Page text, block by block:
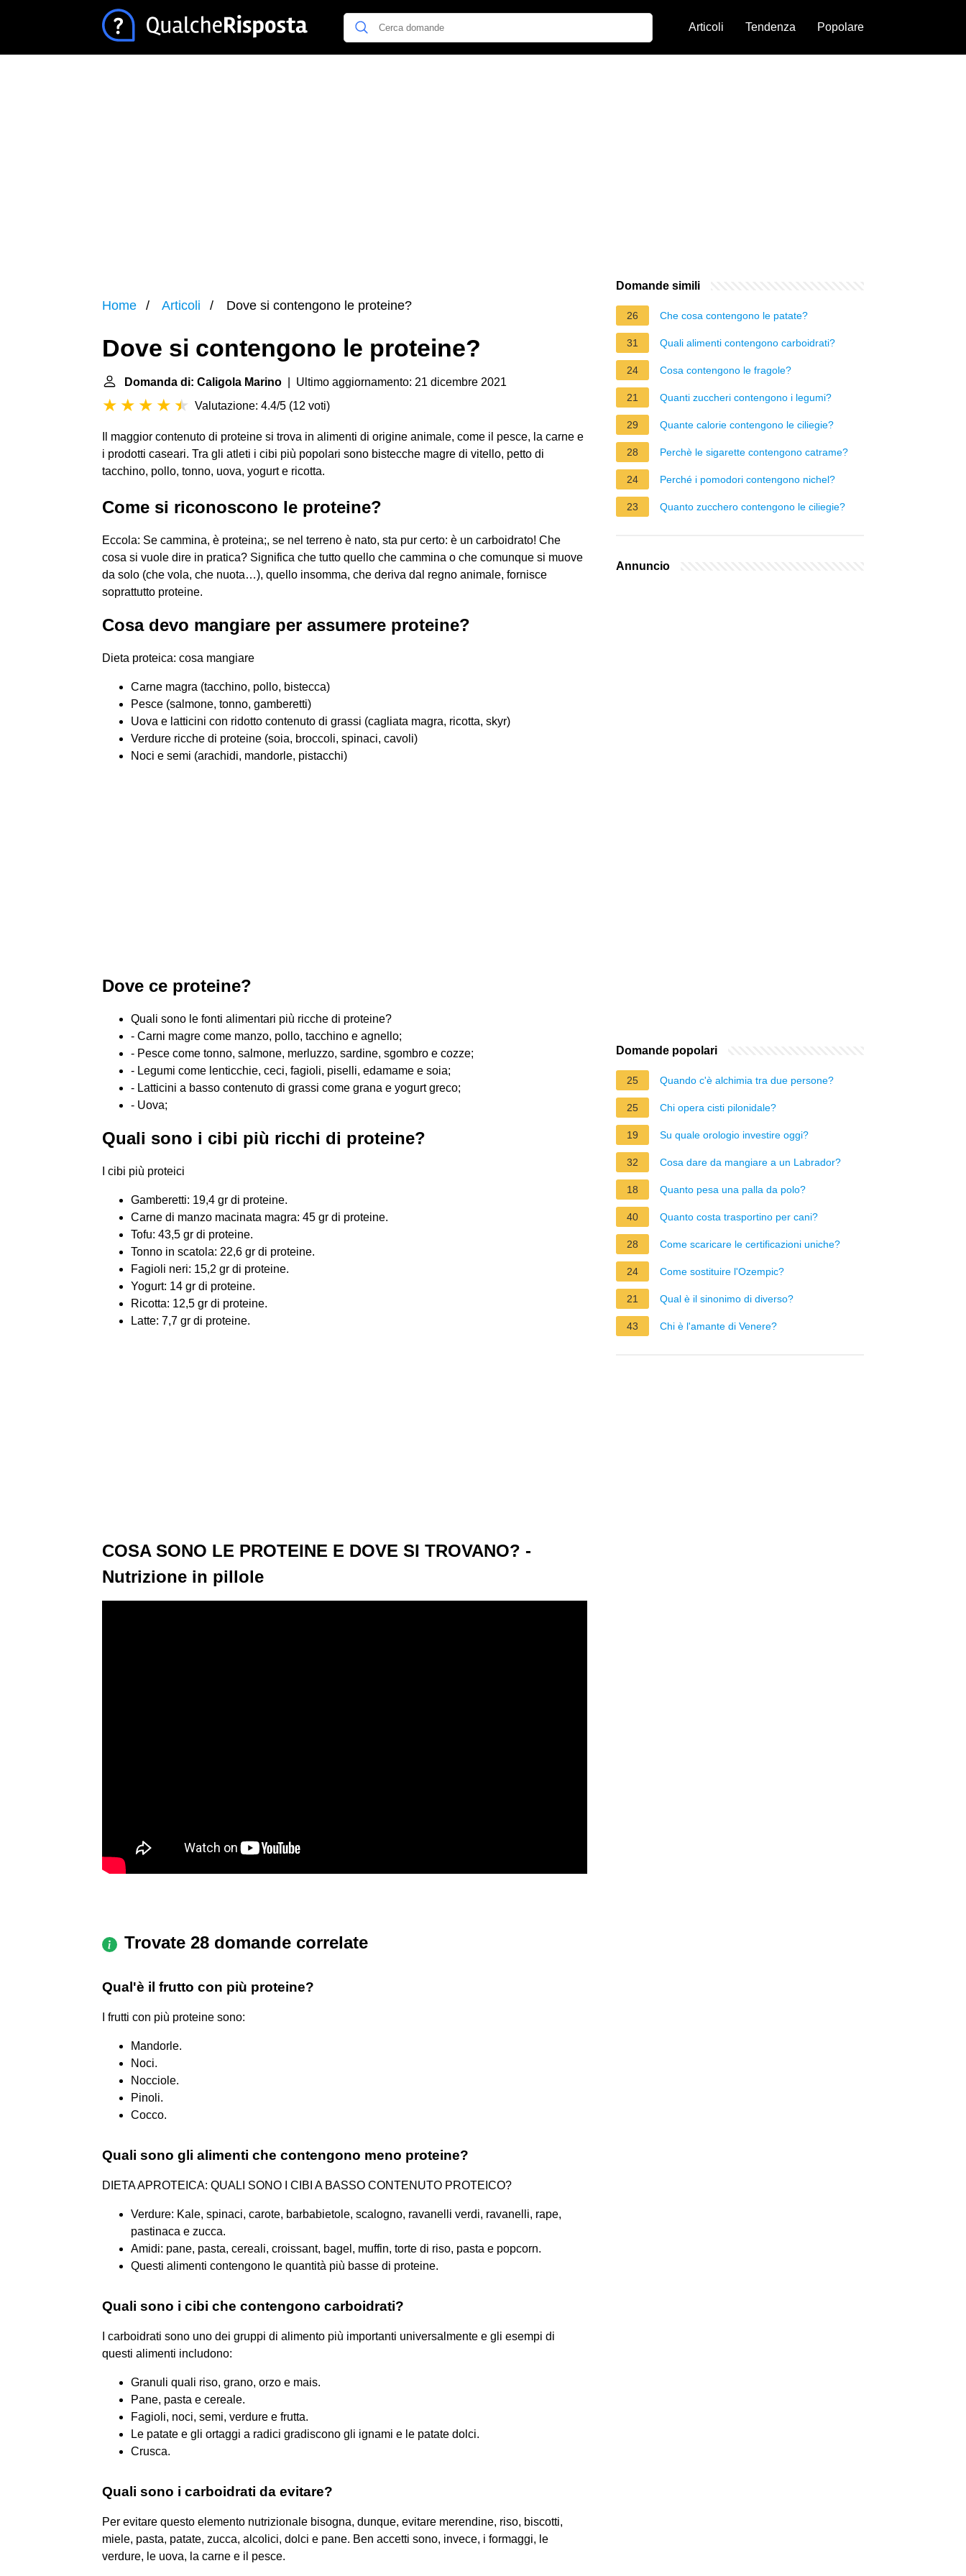
Articoli Tendenza Popolare
Home Articoli Dove si contengono le proteine?
Dove si contengono le proteine?
Domanda di: Caligola Marino | Ultimo aggiornamento: 21 dicembre 2021
Valutazione: 4.4/5 (12 voti)
Il maggior contenuto di proteine si trova in alimenti di origine animale, come il pesce, la carne e
i prodotti caseari. Tra gli atleti i cibi più popolari sono bistecche magre di vitello, petto di
tacchino, pollo, tonno, uova, yogurt e ricotta.
Come si riconoscono le proteine?
Eccola: Se cammina, è proteina;, se nel terreno è nato, sta pur certo: è un carboidrato! Che
cosa si vuole dire in pratica? Significa che tutto quello che cammina o che comunque si muove
da solo (che vola, che nuota…), quello insomma, che deriva dal regno animale, fornisce
soprattutto proteine.
Cosa devo mangiare per assumere proteine?
Dieta proteica: cosa mangiare
Carne magra (tacchino, pollo, bistecca)
Pesce (salmone, tonno, gamberetti)
Uova e latticini con ridotto contenuto di grassi (cagliata magra, ricotta, skyr)
Verdure ricche di proteine (soia, broccoli, spinaci, cavoli)
Noci e semi (arachidi, mandorle, pistacchi)
Dove ce proteine?
Quali sono le fonti alimentari più ricche di proteine?
- Carni magre come manzo, pollo, tacchino e agnello;
- Pesce come tonno, salmone, merluzzo, sardine, sgombro e cozze;
- Legumi come lenticchie, ceci, fagioli, piselli, edamame e soia;
- Latticini a basso contenuto di grassi come grana e yogurt greco;
- Uova;
Quali sono i cibi più ricchi di proteine?
I cibi più proteici
Gamberetti: 19,4 gr di proteine.
Carne di manzo macinata magra: 45 gr di proteine.
Tofu: 43,5 gr di proteine.
Tonno in scatola: 22,6 gr di proteine.
Fagioli neri: 15,2 gr di proteine.
Yogurt: 14 gr di proteine.
Ricotta: 12,5 gr di proteine.
Latte: 7,7 gr di proteine.
COSA SONO LE PROTEINE E DOVE SI TROVANO? -
Nutrizione in pillole
Trovate 28 domande correlate
Qual'è il frutto con più proteine?
I frutti con più proteine sono:
Mandorle.
Noci.
Nocciole.
Pinoli.
Cocco.
Quali sono gli alimenti che contengono meno proteine?
DIETA APROTEICA: QUALI SONO I CIBI A BASSO CONTENUTO PROTEICO?
Verdure: Kale, spinaci, carote, barbabietole, scalogno, ravanelli verdi, ravanelli, rape,
pastinaca e zucca.
Amidi: pane, pasta, cereali, croissant, bagel, muffin, torte di riso, pasta e popcorn.
Questi alimenti contengono le quantità più basse di proteine.
Quali sono i cibi che contengono carboidrati?
I carboidrati sono uno dei gruppi di alimento più importanti universalmente e gli esempi di
questi alimenti includono:
Granuli quali riso, grano, orzo e mais.
Pane, pasta e cereale.
Fagioli, noci, semi, verdure e frutta.
Le patate e gli ortaggi a radici gradiscono gli ignami e le patate dolci.
Crusca.
Quali sono i carboidrati da evitare?
Per evitare questo elemento nutrizionale bisogna, dunque, evitare merendine, riso, biscotti,
miele, pasta, patate, zucca, alcolici, dolci e pane. Ben accetti sono, invece, i formaggi, le
verdure, le uova, la carne e il pesce.
Domande simili
26 Che cosa contengono le patate?
31 Quali alimenti contengono carboidrati?
24 Cosa contengono le fragole?
21 Quanti zuccheri contengono i legumi?
29 Quante calorie contengono le ciliegie?
28 Perchè le sigarette contengono catrame?
24 Perché i pomodori contengono nichel?
23 Quanto zucchero contengono le ciliegie?
Annuncio
Domande popolari
25 Quando c'è alchimia tra due persone?
25 Chi opera cisti pilonidale?
19 Su quale orologio investire oggi?
32 Cosa dare da mangiare a un Labrador?
18 Quanto pesa una palla da polo?
40 Quanto costa trasportino per cani?
28 Come scaricare le certificazioni uniche?
24 Come sostituire l'Ozempic?
21 Qual è il sinonimo di diverso?
43 Chi è l'amante di Venere?